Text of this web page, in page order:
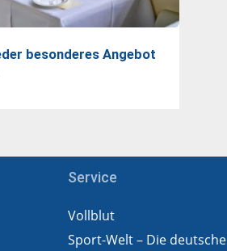
besonderes Angebot
Service
Vollblut
Sport-Welt – Die deutsche